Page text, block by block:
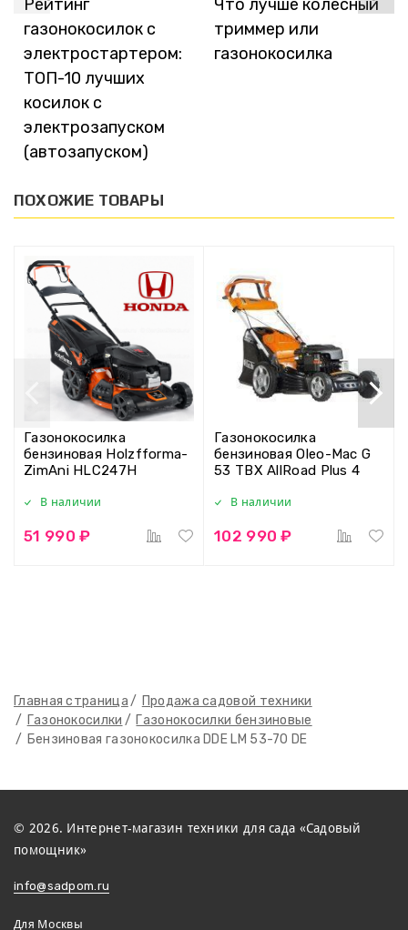
Главная страница
Продажа садовой техники
Газонокосилки
Газонокосилки бензиновые
Бензиновая газонокосилка DDE LM 53-70 DE
Рейтинг
газонокосилок с
электростартером:
ТОП-10 лучших
косилок с
электрозапуском
(автозапуском)
Что лучше колесный
триммер или
газонокосилка
ПОХОЖИЕ ТОВАРЫ
Газонокосилка
бензиновая Holzfforma-
ZimAni HLC247H
В наличии
51 990 ₽
Газонокосилка
бензиновая Oleo-Mac G
53 TBX AllRoad Plus 4
В наличии
102 990 ₽
© 2026. Интернет-магазин техники для сада «Садовый
помощник»
info@sadpom.ru
Для Москвы